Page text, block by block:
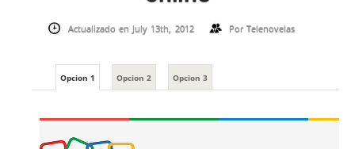
Actualizado en July 13th, 2012 Por Telenovelas
Opcion 1 Opcion 2 Opcion 3